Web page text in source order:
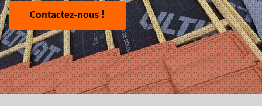
Contactez-nous !